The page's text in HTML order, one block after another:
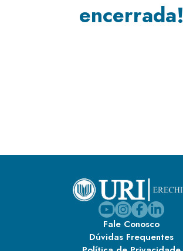
encerrada!
Fale Conosco
Dúvidas Frequentes